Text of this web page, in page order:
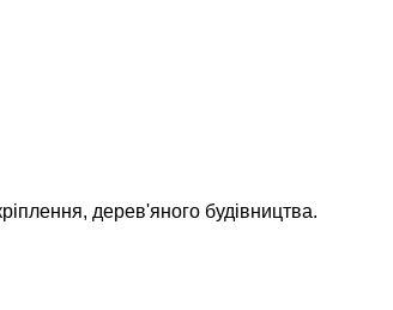
дерев'яного будівництва.